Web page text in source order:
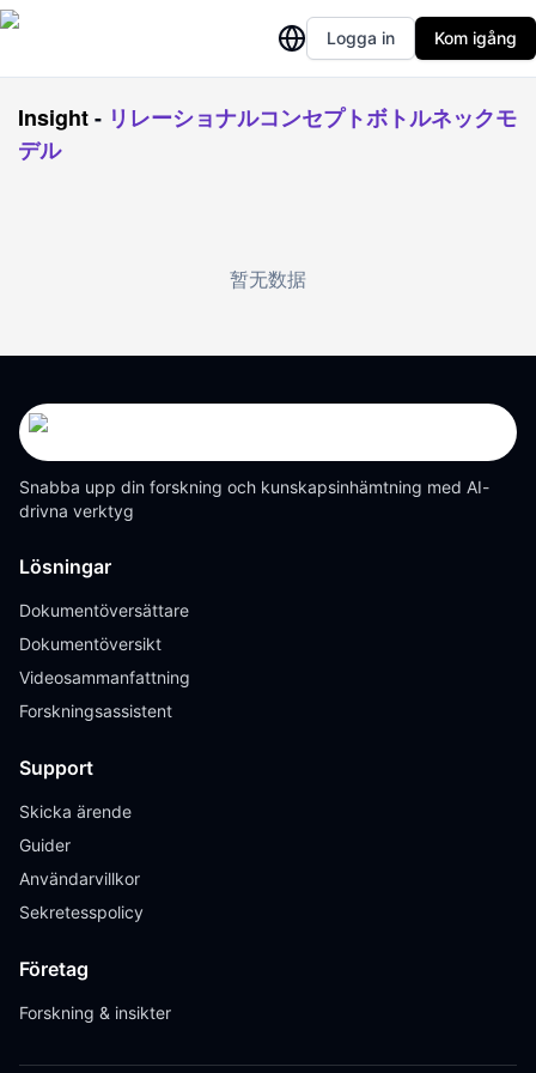
Logga in Kom igång
Insight- リレーショナルコンセプトボトルネックモ
デル
暂无数据
Snabba upp din forskning och kunskapsinhämtning med AI-
drivna verktyg
Lösningar
Dokumentöversättare
Dokumentöversikt
Videosammanfattning
Forskningsassistent
Support
Skicka ärende
Guider
Användarvillkor
Sekretesspolicy
Företag
Forskning & insikter